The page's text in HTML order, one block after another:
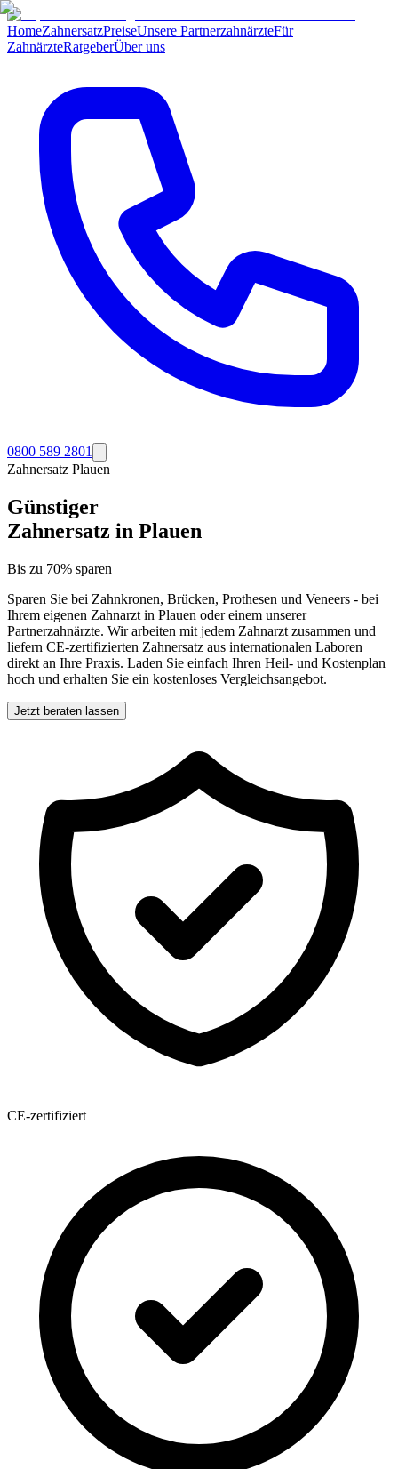
HomeZahnersatzPreiseUnsere PartnerzahnärzteFür
ZahnärzteRatgeberÜber uns
0800 589 2801
Zahnersatz Plauen
Günstiger
Zahnersatz in Plauen
Bis zu 70% sparen
Sparen Sie bei Zahnkronen, Brücken, Prothesen und Veneers - bei
Ihrem eigenen Zahnarzt in Plauen oder einem unserer
Partnerzahnärzte. Wir arbeiten mit jedem Zahnarzt zusammen und
liefern CE-zertifizierten Zahnersatz aus internationalen Laboren
direkt an Ihre Praxis. Laden Sie einfach Ihren Heil- und Kostenplan
hoch und erhalten Sie ein kostenloses Vergleichsangebot.
Jetzt beraten lassen
CE-zertifiziert